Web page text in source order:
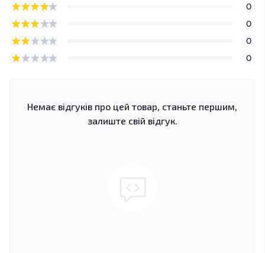
0
0
0
0
Немає відгуків про цей товар, станьте першим,
залиште свій відгук.